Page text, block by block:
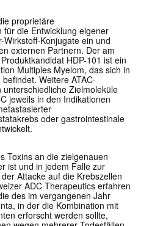
proprietäre
die Entwicklung eigener
Konjugate ein und
externen Partnern. Der am
HDP-101 ist ein
Multiples Myelom, das sich in
Weitere ATAC-
Zielmoleküle
jeweils in den Indikationen
oder gastrointestinale
Toxins an die zielgenauen
ist und in jedem Falle zur
Attacke auf die Krebszellen
ADC Therapeutics erfahren
des im vergangenen Jahr
in der die Kombination mit
erforscht werden sollte,